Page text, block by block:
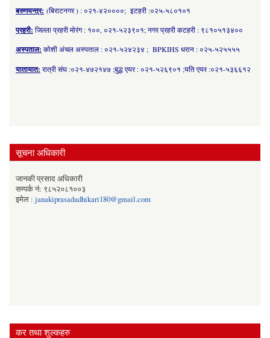
बरुणयन्त्र: (बिराटनगर ) : ०२१-४२००००; इटहरी :०२५-५८०१०१
प्रहरी: जिल्ला प्रहरी मोरंग : १००, ०२१-५२३९०१; नगर प्रहरी कटहरी : ९८१०५१३४००
अस्पताल: कोशी अंचल अस्पताल : ०२१-५२४२३४ ; BPKIHS धरान : ०२५-५२५५५५
यातायात: रात्री संघ :०२१-४७२१४७ ;बुद्ध एयर : ०२१-५२६९०१ ;यति एयर :०२१-५३६६१२
सूचना अधिकारी
जानकी प्रसाद अधिकारी
सम्पर्क नं: ९८५२०८१००३
इमेल : janakiprasadadhikari180@gmail.com
कर तथा शुल्कहरु